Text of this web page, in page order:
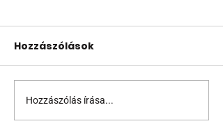
Hozzászólások
Hozzászólás írása...